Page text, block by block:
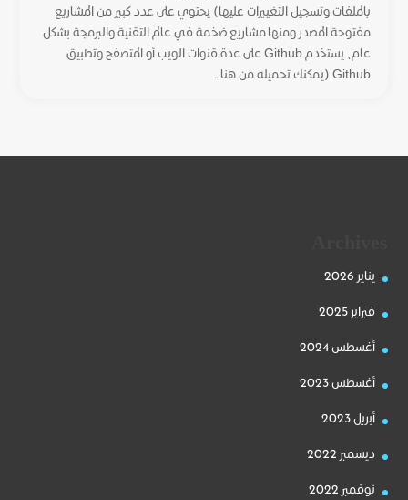
بالملفات وتسجيل التغييرات عليها) يحتوي على عدد كبير من المشاريع
مفتوحة المصدر ومنها مشاريع ضخمة في عالم التقنية والبرمجة بشكل
عام، يستخدم Github على عدة قنوات الويب أو المتصفح وتطبيق
Github (يمكنك تحميله من هنا...
يناير 2026
فبراير 2025
أغسطس 2024
أغسطس 2023
أبريل 2023
ديسمبر 2022
نوفمبر 2022